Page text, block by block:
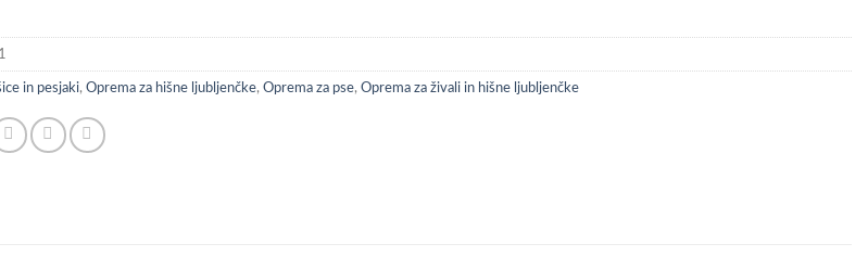
in pesjaki, Oprema za hišne ljubljenčke, Oprema za pse, Oprema za živali in hišne ljubljenčke